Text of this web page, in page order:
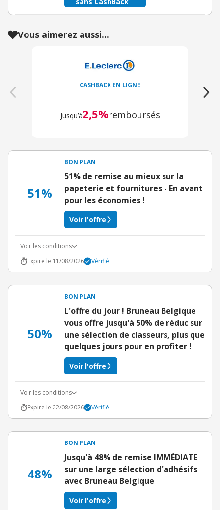
Vous aimerez aussi...
CASHBACK EN LIGNE
Jusqu’à2,5%remboursés
51%
BON PLAN
51% de remise au mieux sur la
papeterie et fournitures - En avant
pour les économies !
Voir l'offre
Voir les conditions
Expire le 11/08/2026
Vérifié
50%
BON PLAN
L'offre du jour ! Bruneau Belgique
vous offre jusqu'à 50% de réduc sur
une sélection de classeurs, plus que
quelques jours pour en profiter !
Voir l'offre
Voir les conditions
Expire le 22/08/2026
Vérifié
48%
BON PLAN
Jusqu'à 48% de remise IMMÉDIATE
sur une large sélection d'adhésifs
avec Bruneau Belgique
Voir l'offre